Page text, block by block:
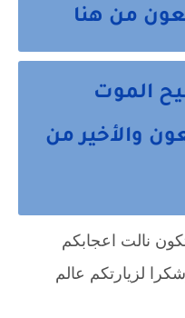
من هنا
الموت
والأخير من
نالت اعجابكم
لزيارتكم عالم